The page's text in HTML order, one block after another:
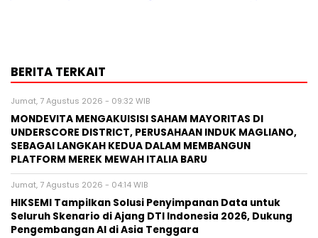
BERITA TERKAIT
Jumat, 7 Agustus 2026 - 09:32 WIB
MONDEVITA MENGAKUISISI SAHAM MAYORITAS DI
UNDERSCORE DISTRICT, PERUSAHAAN INDUK MAGLIANO,
SEBAGAI LANGKAH KEDUA DALAM MEMBANGUN
PLATFORM MEREK MEWAH ITALIA BARU
Jumat, 7 Agustus 2026 - 04:14 WIB
HIKSEMI Tampilkan Solusi Penyimpanan Data untuk
Seluruh Skenario di Ajang DTI Indonesia 2026, Dukung
Pengembangan AI di Asia Tenggara